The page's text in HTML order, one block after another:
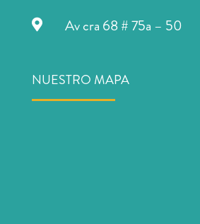
 Av cra 68 # 75a – 50
NUESTRO MAPA